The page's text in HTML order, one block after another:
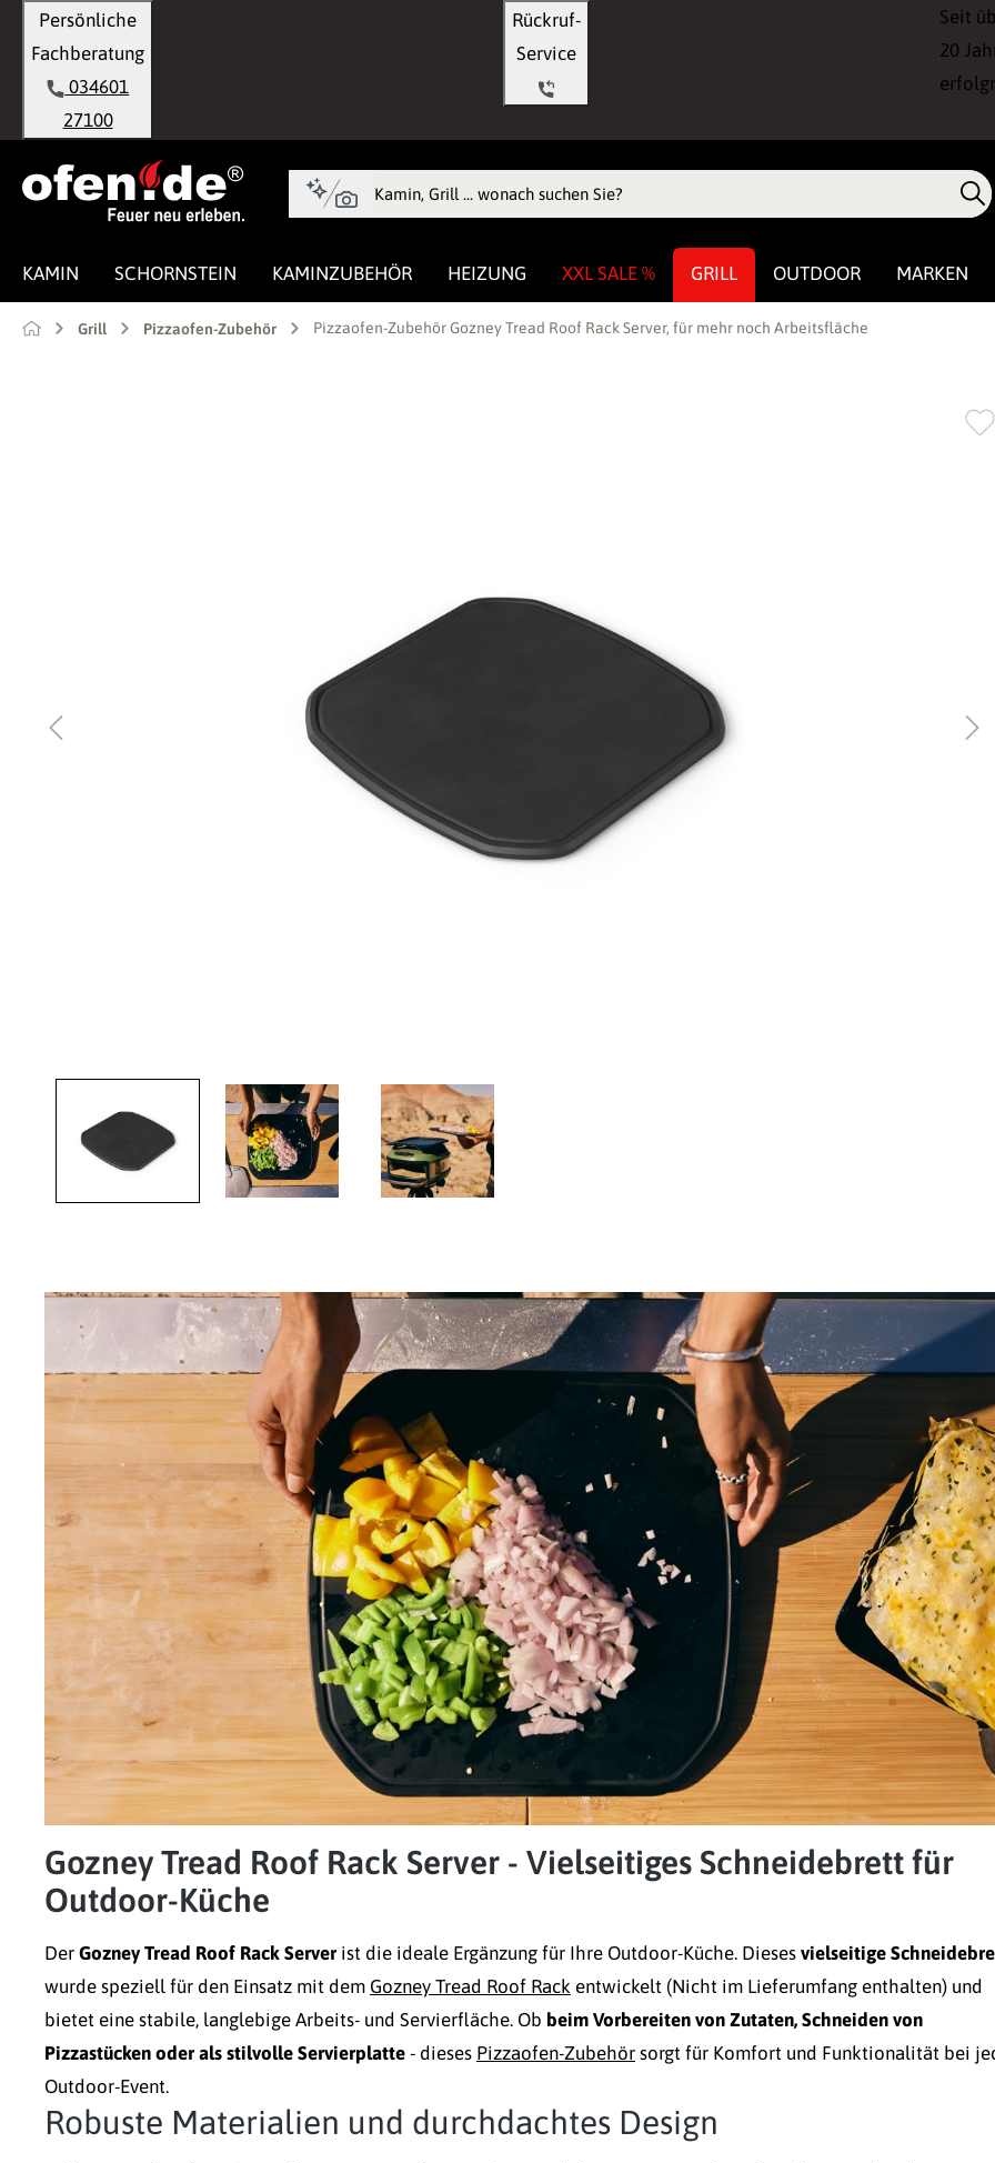
Zur Hauptnavigation springen
Persönliche
Fachberatung
034601
27100
Rückruf-
Seit
20
KAMIN SCHORNSTEIN KAMINZUBEHÖR HEIZUNG XXL SALE % GRILL OUTDOOR MARKEN
Grill Pizzaofen-Zubehör Pizzaofen-Zubehör Gozney Tread Roof Rack Server, für mehr noch Arbeitsfläche
Gozney Tread Roof Rack Server - Vielseitiges Schneidebrett für
Outdoor-Küche
Der Gozney Tread Roof Rack Server ist die ideale Ergänzung für Ihre Outdoor-Küche. Dieses vielseitige
wurde speziell für den Einsatz mit dem Gozney Tread Roof Rack entwickelt (Nicht im Lieferumfang enthalten) und
bietet eine stabile, langlebige Arbeits- und Servierfläche. Ob beim Vorbereiten von Zutaten, Schneiden von
Pizzastücken oder als stilvolle Servierplatte - dieses Pizzaofen-Zubehör sorgt für Komfort und Funktionalität bei
Outdoor-Event.
Robuste Materialien und durchdachtes Design